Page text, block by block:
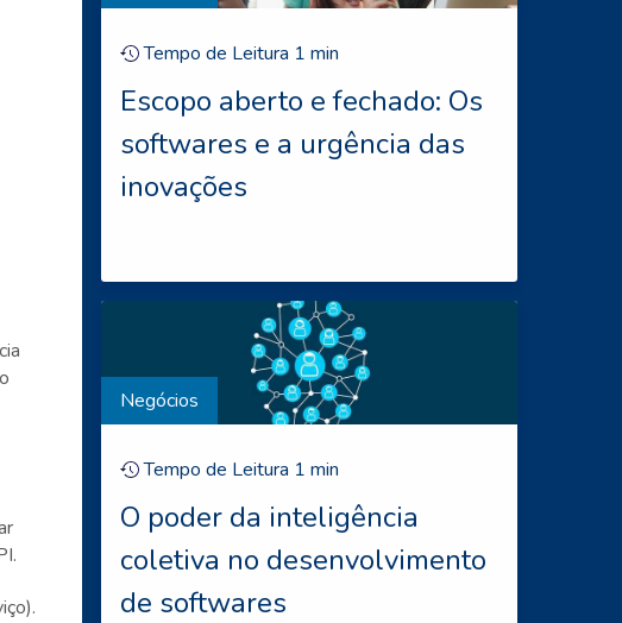
Tempo de Leitura 1 min
Escopo aberto e fechado: Os
softwares e a urgência das
inovações
Negócios
Tempo de Leitura 1 min
O poder da inteligência
coletiva no desenvolvimento
de softwares